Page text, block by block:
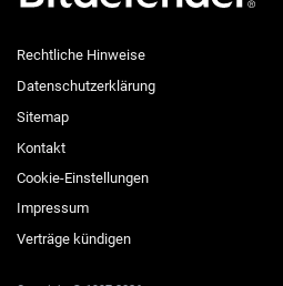
Rechtliche Hinweise
Datenschutzerklärung
Sitemap
Kontakt
Cookie-Einstellungen
Impressum
Verträge kündigen